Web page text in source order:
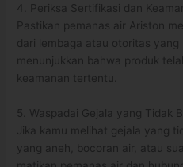
4. Periksa Sertifikasi dan
Pastikan pemanas air Ariston
dari lembaga atau otoritas yang
menunjukkan bahwa produk
keamanan tertentu.
5. Waspadai Gejala yang Tidak
Jika kamu melihat gejala yang
yang aneh, bocoran air, atau